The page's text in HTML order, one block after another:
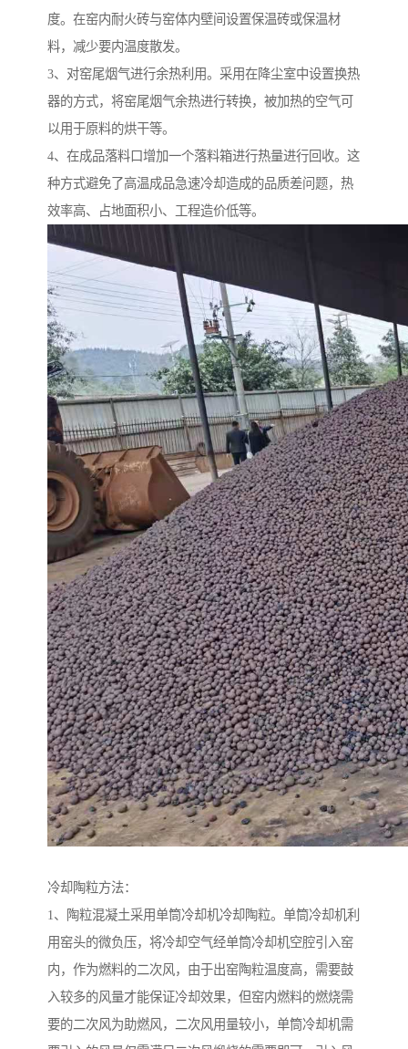
度。在窑内耐火砖与窑体内壁间设置保温砖或保温材
料，减少要内温度散发。
3、对窑尾烟气进行余热利用。采用在降尘室中设置换热
器的方式，将窑尾烟气余热进行转换，被加热的空气可
以用于原料的烘干等。
4、在成品落料口增加一个落料箱进行热量进行回收。这
种方式避免了高温成品急速冷却造成的品质差问题，热
效率高、占地面积小、工程造价低等。
冷却陶粒方法：
1、陶粒混凝土采用单筒冷却机冷却陶粒。单筒冷却机利
用窑头的微负压，将冷却空气经单筒冷却机空腔引入窑
内，作为燃料的二次风，由于出窑陶粒温度高，需要鼓
入较多的风量才能保证冷却效果，但窑内燃料的燃烧需
要的二次风为助燃风，二次风用量较小，单筒冷却机需